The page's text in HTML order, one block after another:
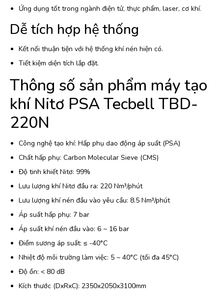
Ứng dụng tốt trong ngành điện tử, thực phẩm, laser, cơ khí.
Dễ tích hợp hệ thống
Kết nối thuận tiện với hệ thống khí nén hiện có.
Tiết kiệm diện tích lắp đặt.
Thông số sản phẩm máy tạo
khí Nitơ PSA Tecbell TBD-
220N
Công nghệ tạo khí: Hấp phụ dao động áp suất (PSA)
Chất hấp phụ: Carbon Molecular Sieve (CMS)
Độ tinh khiết Nitơ: 99%
Lưu lượng khí Nitơ đầu ra: 220 Nm³/phút
Lưu lượng khí nén đầu vào yêu cầu: 8.5 Nm³/phút
Áp suất hấp phụ: 7 bar
Áp suất khí nén đầu vào: 6 ~ 16 bar
Điểm sương áp suất: ≤ -40°C
Nhiệt độ môi trường làm việc: 5 ~ 40°C (tối đa 45°C)
Độ ồn: < 80 dB
Kích thước (DxRxC): 2350x2050x3100mm